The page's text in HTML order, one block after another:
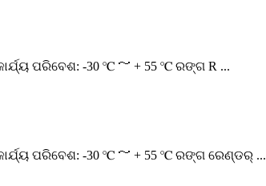
ପରିବେଶ: -30 ℃ ～ + 55 ℃ ରଙ୍ଗ R ...
ପରିବେଶ: -30 ℃ ～ + 55 ℃ ରଙ୍ଗ ରେଣ୍ଡର୍ ...